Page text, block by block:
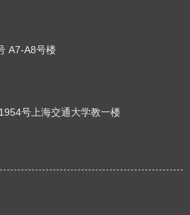
A7-A8号楼
号上海交通大学教一楼